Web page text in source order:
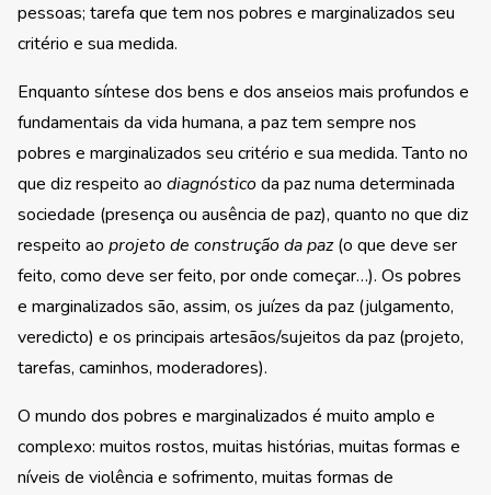
pessoas; tarefa que tem nos pobres e marginalizados seu
critério e sua medida.
Enquanto síntese dos bens e dos anseios mais profundos e
fundamentais da vida humana, a paz tem sempre nos
pobres e marginalizados seu critério e sua medida. Tanto no
que diz respeito ao diagnósticoda paz numa determinada
sociedade (presença ou ausência de paz), quanto no que diz
respeito ao projeto de construção da paz(o que deve ser
feito, como deve ser feito, por onde começar…). Os pobres
e marginalizados são, assim, os juízes da paz (julgamento,
veredicto) e os principais artesãos/sujeitos da paz (projeto,
tarefas, caminhos, moderadores).
O mundo dos pobres e marginalizados é muito amplo e
complexo: muitos rostos, muitas histórias, muitas formas e
níveis de violência e sofrimento, muitas formas de